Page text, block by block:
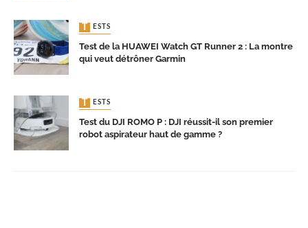
TESTS
Test de la HUAWEI Watch GT Runner 2 : La montre
qui veut détrôner Garmin
TESTS
Test du DJI ROMO P : DJI réussit-il son premier
robot aspirateur haut de gamme ?